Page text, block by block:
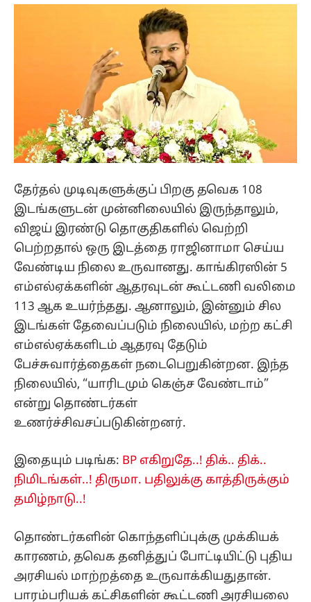
தேர்தல் முடிவுகளுக்குப் பிறகு தவெக 108
இடங்களுடன் முன்னிலையில் இருந்தாலும்,
விஜய் இரண்டு தொகுதிகளில் வெற்றி
பெற்றதால் ஒரு இடத்தை ராஜினாமா செய்ய
வேண்டிய நிலை உருவானது. காங்கிரஸின் 5
எம்எல்ஏக்களின் ஆதரவுடன் கூட்டணி வலிமை
113 ஆக உயர்ந்தது. ஆனாலும், இன்னும் சில
இடங்கள் தேவைப்படும் நிலையில், மற்ற கட்சி
எம்எல்ஏக்களிடம் ஆதரவு தேடும்
பேச்சுவார்த்தைகள் நடைபெறுகின்றன. இந்த
நிலையில், “யாரிடமும் கெஞ்ச வேண்டாம்”
என்று தொண்டர்கள்
உணர்ச்சிவசப்படுகின்றனர்.
இதையும் படிங்க: BP எகிறுதே..! திக்.. திக்..
நிமிடங்கள்..! திருமா. பதிலுக்கு காத்திருக்கும்
தமிழ்நாடு..!
தொண்டர்களின் கொந்தளிப்புக்கு முக்கியக்
காரணம், தவெக தனித்துப் போட்டியிட்டு புதிய
அரசியல் மாற்றத்தை உருவாக்கியதுதான்.
பாரம்பரியக் கட்சிகளின் கூட்டணி அரசியலை